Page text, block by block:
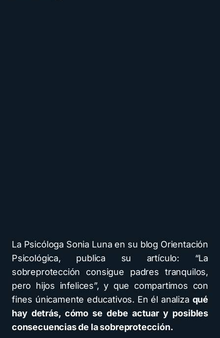
La Psicóloga Sonia Luna en su blog Orientación
Psicológica, publica su artículo: “La
sobreprotección consigue padres tranquilos,
pero hijos infelices”, y que compartimos con
fines únicamente educativos. En él analiza qué
hay detrás, cómo se debe actuar y posibles
consecuencias de la sobreprotección.